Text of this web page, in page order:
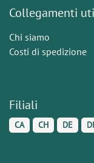
Collegamenti
Chi siamo
Costi di spedizione
Filiali
CA CH DE